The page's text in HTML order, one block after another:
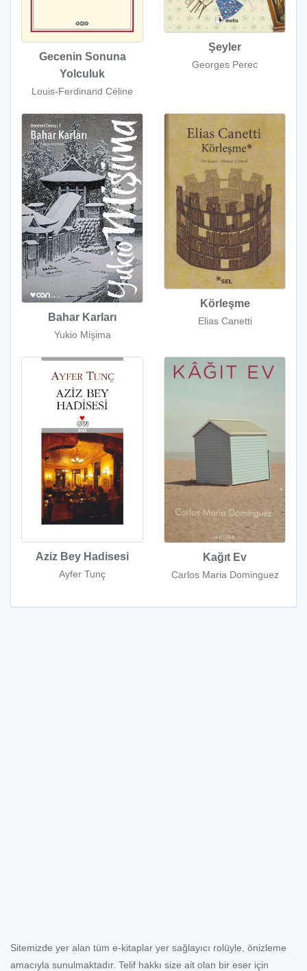
Gecenin Sonuna
Yolculuk
Louis-Ferdinand Céline
Şeyler
Georges Perec
Bahar Karları
Yukio Mişima
Körleşme
Elias Canetti
Aziz Bey Hadisesi
Ayfer Tunç
Kağıt Ev
Carlos Maria Dominguez
Sitemizde yer alan tüm e-kitaplar yer sağlayıcı rolüyle, önizleme
amacıyla sunulmaktadır. Telif hakkı size ait olan bir eser için